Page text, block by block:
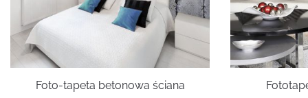
Foto-tapeta betonowa ściana